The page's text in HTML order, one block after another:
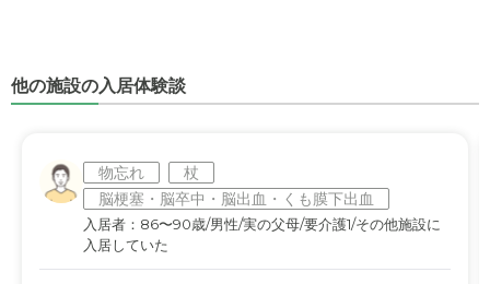
他の施設の入居体験談
物忘れ
杖
脳梗塞・脳卒中・脳出血・くも膜下出血
入居者：86〜90歳/男性/実の父母/要介護1/その他施設に
入居していた